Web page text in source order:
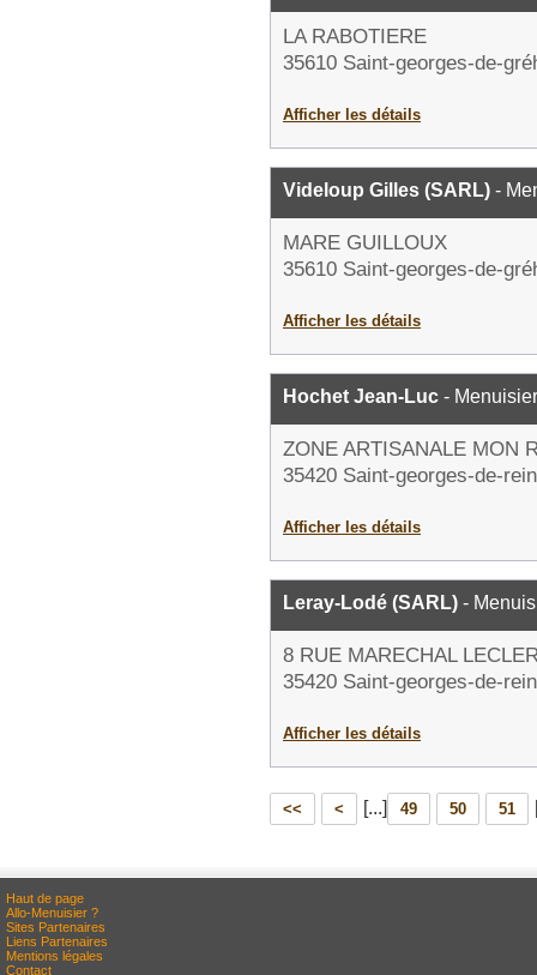
LA RABOTIERE
35610 Saint-georges-de-
Afficher les détails
Videloup Gilles (SARL) -
MARE GUILLOUX
35610 Saint-georges-de-
Afficher les détails
Hochet Jean-Luc - Menuisier
ZONE ARTISANALE MON
35420 Saint-georges-de-
Afficher les détails
Leray-Lodé (SARL) -
8 RUE MARECHAL
35420 Saint-georges-de-
Afficher les détails
<< < [...] 49 50 51
Haut de page
Allo-Menuisier ?
Sites Partenaires
Liens Partenaires
Mentions légales
Contact